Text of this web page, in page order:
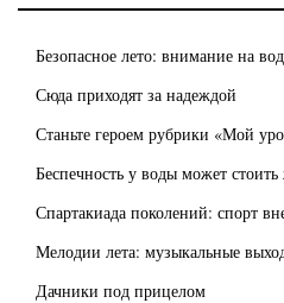
Безопасное лето: внимание на
Сюда приходят за надеждой
Станьте героем рубрики «Мой
Беспечность у воды может
Спартакиада поколений: спорт
Мелодии лета: музыкальные
Дачники под прицелом